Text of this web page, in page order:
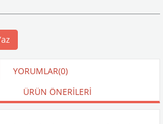
YORUMLAR(0)
ÜRÜN ÖNERILERI